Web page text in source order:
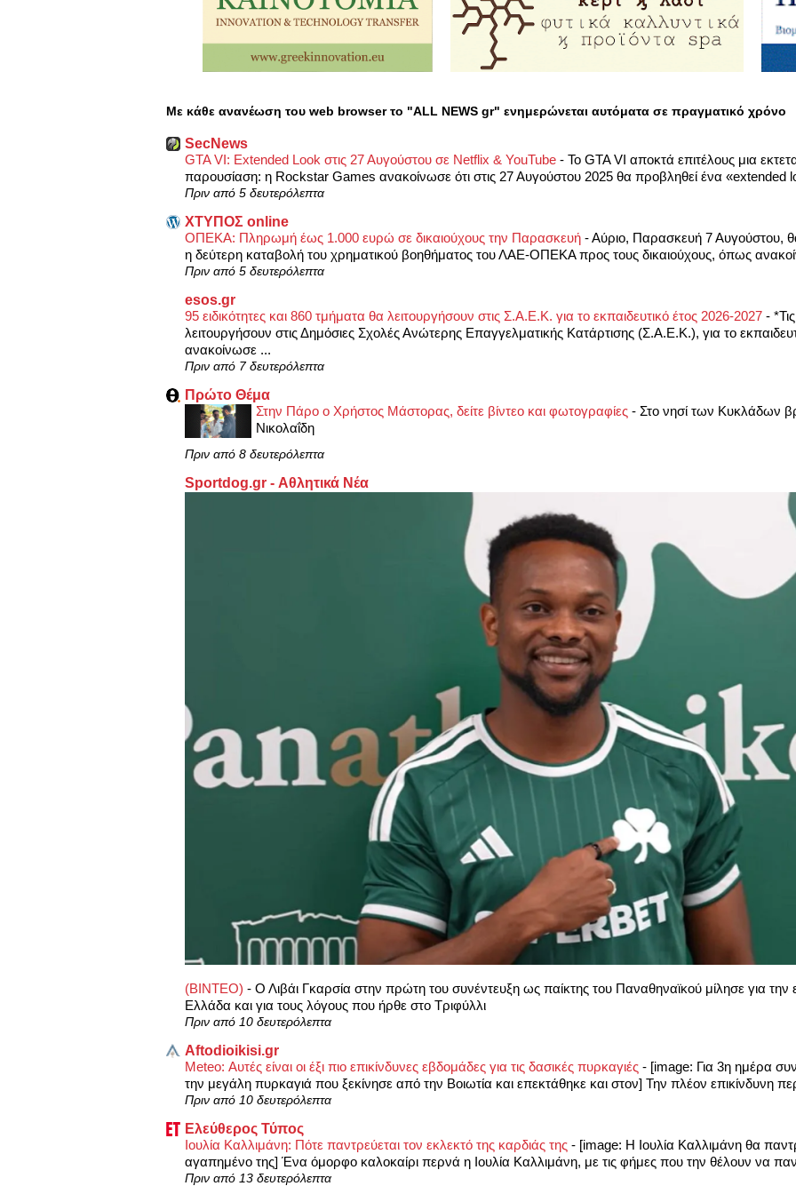
Με κάθε ανανέωση του web browser το "ALL NEWS gr" ενημερώνεται αυτόματα σε πραγματικό χρόνο
SecNews
GTA VI: Extended Look στις 27 Αυγούστου σε Netflix & YouTube - Το GTA VI αποκτά επιτέλους μια
παρουσίαση: η Rockstar Games ανακοίνωσε ότι στις 27 Αυγούστου 2025 θα προβληθεί ένα «extended
Πριν από 5 δευτερόλεπτα
XΤΥΠΟΣ online
ΟΠΕΚΑ: Πληρωμή έως 1.000 ευρώ σε δικαιούχους την Παρασκευή -Αύριο, Παρασκευή 7 Αυγούστου,
η δεύτερη καταβολή του χρηματικού βοηθήματος του ΛΑΕ-ΟΠΕΚΑ προς τους δικαιούχους, όπως
Πριν από 5 δευτερόλεπτα
esos.gr
95 ειδικότητες και 860 τμήματα θα λειτουργήσουν στις Σ.Α.Ε.Κ. για το εκπαιδευτικό έτος 2026-2027 -
λειτουργήσουν στις Δημόσιες Σχολές Ανώτερης Επαγγελματικής Κατάρτισης (Σ.Α.Ε.Κ.), για το
ανακοίνωσε ...
Πριν από 7 δευτερόλεπτα
Πρώτο Θέμα
Στην Πάρο ο Χρήστος Μάστορας, δείτε βίντεο και φωτογραφίες - Στο νησί των Κυκλάδων
Νικολαΐδη
Πριν από 8 δευτερόλεπτα
Sportdog.gr - Αθλητικά Νέα
(ΒΙΝΤΕΟ) - Ο Λιβάι Γκαρσία στην πρώτη του συνέντευξη ως παίκτης του Παναθηναϊκού μίλησε για την
Ελλάδα και για τους λόγους που ήρθε στο Τριφύλλι
Πριν από 10 δευτερόλεπτα
Aftodioikisi.gr
Meteo: Αυτές είναι οι έξι πιο επικίνδυνες εβδομάδες για τις δασικές πυρκαγιές - [image: Για 3η ημέρα
την μεγάλη πυρκαγιά που ξεκίνησε από την Βοιωτία και επεκτάθηκε και στον] Την πλέον επικίνδυνη
Πριν από 10 δευτερόλεπτα
Ελεύθερος Τύπος
Ιουλία Καλλιμάνη: Πότε παντρεύεται τον εκλεκτό της καρδιάς της - [image: Η Ιουλία Καλλιμάνη θα
αγαπημένο της] Ένα όμορφο καλοκαίρι περνά η Ιουλία Καλλιμάνη, με τις φήμες που την θέλουν να
Πριν από 13 δευτερόλεπτα